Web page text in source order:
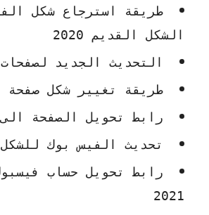
طريقة استرجاع شكل
الشكل القديم 2020
التحديث الجديد
طريقة تغيير شكل صفحة
رابط تحويل الصفحة
تحديث الفيس بوك
رابط تحويل حساب
2021